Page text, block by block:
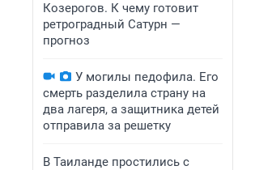
Козерогов. К чему готовит
ретроградный Сатурн —
прогноз
У могилы педофила. Его
смерть разделила страну на
два лагеря, а защитника детей
отправила за решетку
В Таиланде простились с